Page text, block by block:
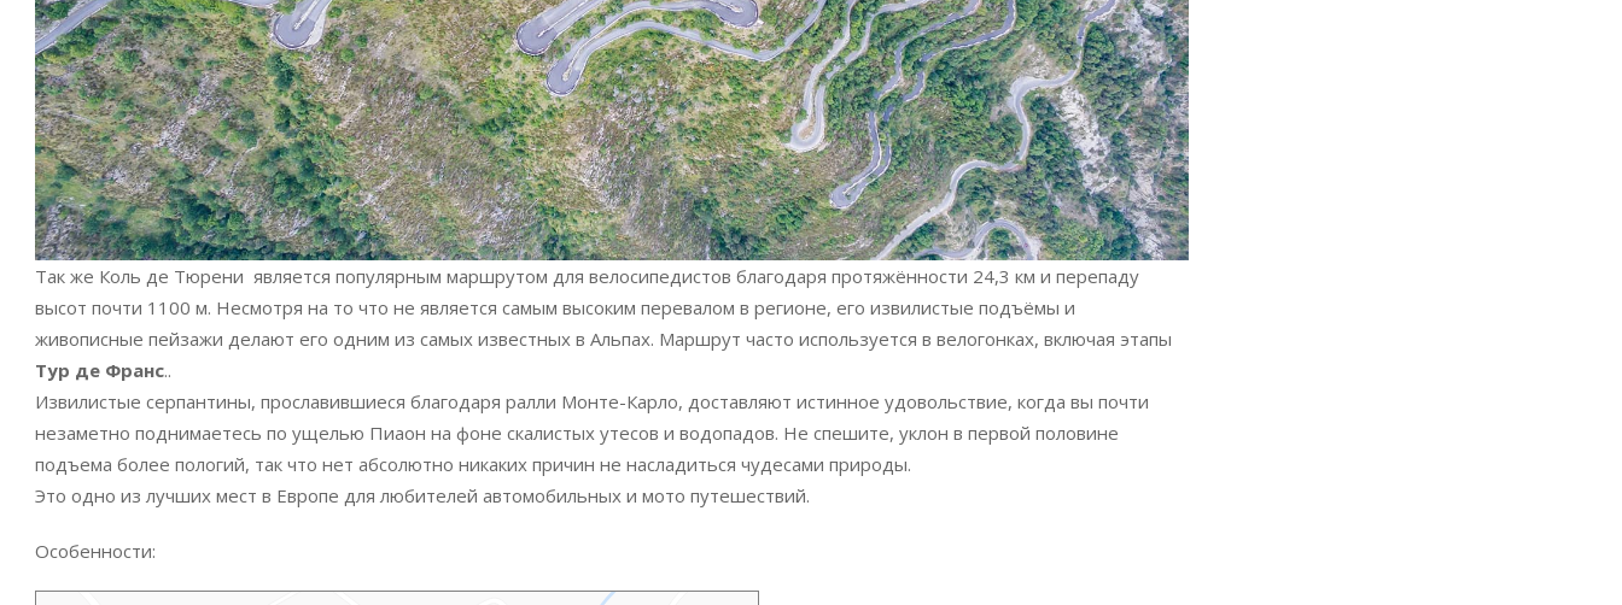
Так же Коль де Тюрени является популярным маршрутом для велосипедистов благодаря протяжённости 24,3 км и перепаду
высот почти 1100 м. Несмотря на то что не является самым высоким перевалом в регионе, его извилистые подъёмы и
живописные пейзажи делают его одним из самых известных в Альпах. Маршрут часто используется в велогонках, включая этапы
Тур де Франс..
Извилистые серпантины, прославившиеся благодаря ралли Монте-Карло, доставляют истинное удовольствие, когда вы почти
незаметно поднимаетесь по ущелью Пиаон на фоне скалистых утесов и водопадов. Не спешите, уклон в первой половине
подъема более пологий, так что нет абсолютно никаких причин не насладиться чудесами природы.
Это одно из лучших мест в Европе для любителей автомобильных и мото путешествий.
Особенности: